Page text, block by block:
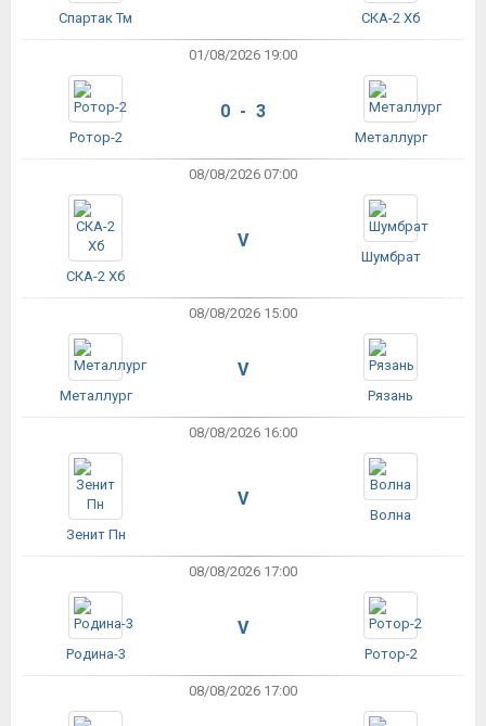
Спартак Тм СКА-2 Хб
01/08/2026 19:00
Ротор-2
0 - 3
Металлург
08/08/2026 07:00
СКА-2 Хб
V
Шумбрат
08/08/2026 15:00
Металлург
V
Рязань
08/08/2026 16:00
Зенит Пн
V
Волна
08/08/2026 17:00
Родина-3
V
Ротор-2
08/08/2026 17:00